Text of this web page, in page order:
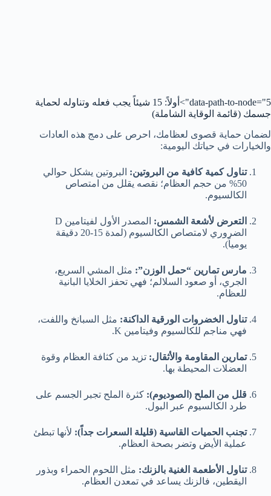
data-path-to-node="5">أولاً: 15 شيئاً يجب فعله وتناوله لحماية
جسمك (قائمة الوقاية الشاملة)
لضمان حماية قصوى لعظامك، احرص على دمج هذه العادات
والخيارات في حياتك اليومية:
تناول كمية كافية من البروتين: البروتين يشكل حوالي
50% من حجم العظام؛ نقصه يقلل من امتصاص
الكالسيوم.
التعرض لأشعة الشمس:
المصدر الأول لفيتامين D
الضروري لامتصاص الكالسيوم (لمدة 15-20 دقيقة
يومياً).
مارس تمارين “حمل الوزن”: مثل المشي السريع،
الجري، أو صعود السلالم؛ فهي تحفز الخلايا البانية
للعظام.
تناول الخضروات الورقية الداكنة: مثل السبانخ واللفت،
فهي مناجم للكالسيوم وفيتامين K.
تمارين المقاومة والأثقال: تزيد من كثافة العظام وقوة
العضلات المحيطة بها.
قلل من الملح (الصوديوم): كثرة الملح تجبر الجسم على
طرد الكالسيوم عبر البول.
تجنب الحميات القاسية (قليلة السعرات جداً): لأنها تبطئ
عملية الأيض وتضر بصحة العظام.
تناول الأطعمة الغنية بالزنك: مثل اللحوم الحمراء وبذور
اليقطين، فالزنك يساعد في تمعدن العظام.